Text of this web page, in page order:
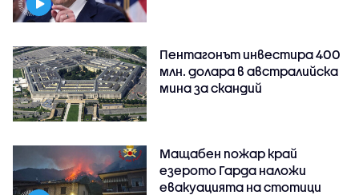
Пентагонът инвестира 400
млн. долара в австралийска
мина за скандий
Мащабен пожар край
езерото Гарда наложи
евакуацията на стотици